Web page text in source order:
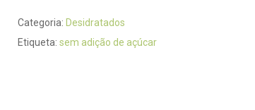
Categoria: Desidratados
Etiqueta: sem adição de açúcar